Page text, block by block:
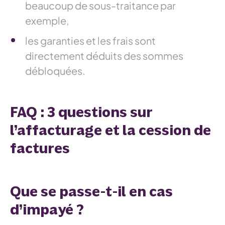
beaucoup de sous-traitance par
exemple,
les garanties et les frais sont
directement déduits des sommes
débloquées.
FAQ : 3 questions sur
l’affacturage et la cession de
factures
Que se passe-t-il en cas
d’impayé ?